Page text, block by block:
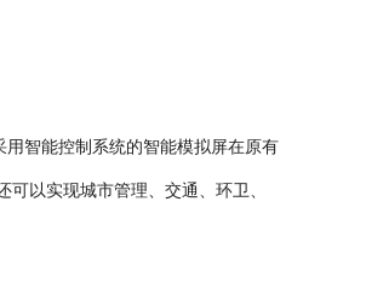
智能控制系统的智能模拟屏在原有
以实现城市管理、交通、环卫、